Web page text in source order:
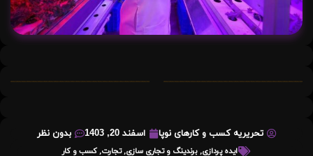
تحریریه کسب و کارهای نوپا اسفند 20, 1403 بدون نظر
ایده پردازی,برندینگ و تجاری سازی,تجارت,کسب و کار